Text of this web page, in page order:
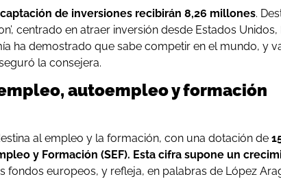
de inversiones recibirán 8,26 millones.
centrado en atraer inversión desde Estados Unidos,
ha demostrado que sabe competir en el mundo, y
la consejera.
autoempleo y formación
al empleo y la formación, con una dotación de
y Formación (SEF). Esta cifra supone un
fondos europeos, y refleja, en palabras de López